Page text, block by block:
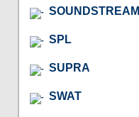
SOUNDSTREAM
SPL
SUPRA
SWAT